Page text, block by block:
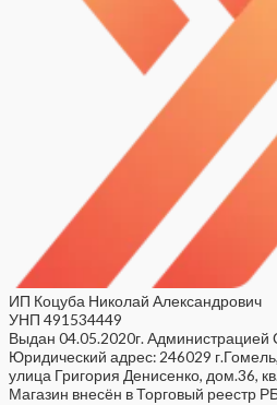
ИП Коцуба Николай Александрович
УНП 491534449
Выдан 04.05.2020г. Администрацией
Юридический адрес: 246029 г.Гомель,
улица Григория Денисенко, дом.36,
Магазин внесён в Торговый реестр